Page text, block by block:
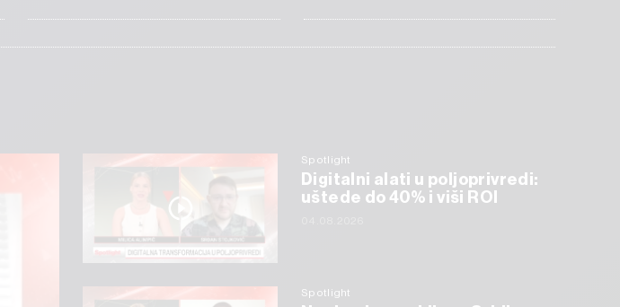
Spotlight
Digitalni alati u poljoprivredi:
uštede do 40% i viši ROI
Spotlight